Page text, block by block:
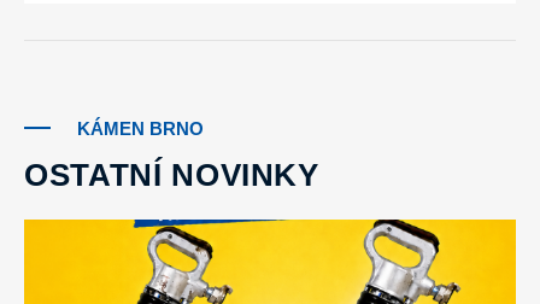
KÁMEN BRNO
OSTATNÍ NOVINKY